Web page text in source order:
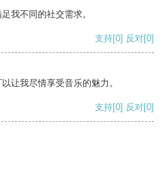
我不同的社交需求。
支持[0] 反对[0]
让我尽情享受音乐的魅力。
支持[0] 反对[0]